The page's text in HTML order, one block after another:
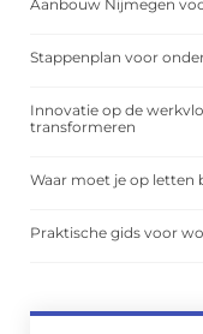
Aanbouw Nijmegen
Stappenplan voor
Innovatie op de
transformeren
Waar moet je op letten
Praktische gids voor